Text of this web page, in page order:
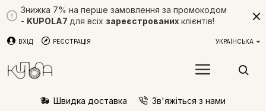
Знижка 7% на перше замовлення за промокодом
- KUPOLA7 для всіх зареєстрованих клієнтів!
ВХІД РЕЄСТРАЦІЯ УКРАЇНСЬКА
Швидка доставка
Зв'яжіться з нами